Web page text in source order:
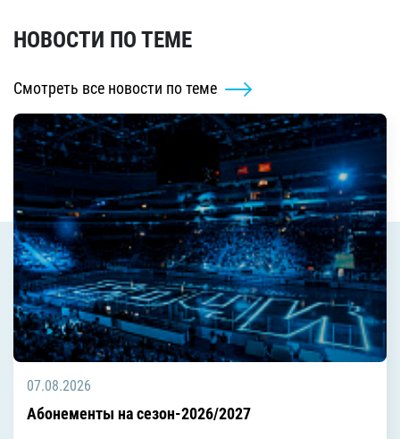
НОВОСТИ ПО ТЕМЕ
Смотреть все новости по теме
07.08.2026
Абонементы на сезон-2026/2027